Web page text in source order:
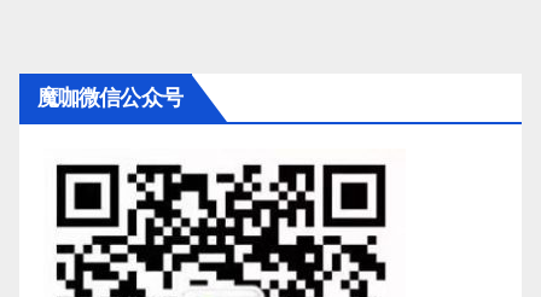
魔咖微信公众号